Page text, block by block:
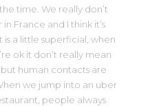
time. We really don’t
France and I think it’s
a little superficial, when
ok it don’t really mean
human contacts are
we jump into an uber
people always